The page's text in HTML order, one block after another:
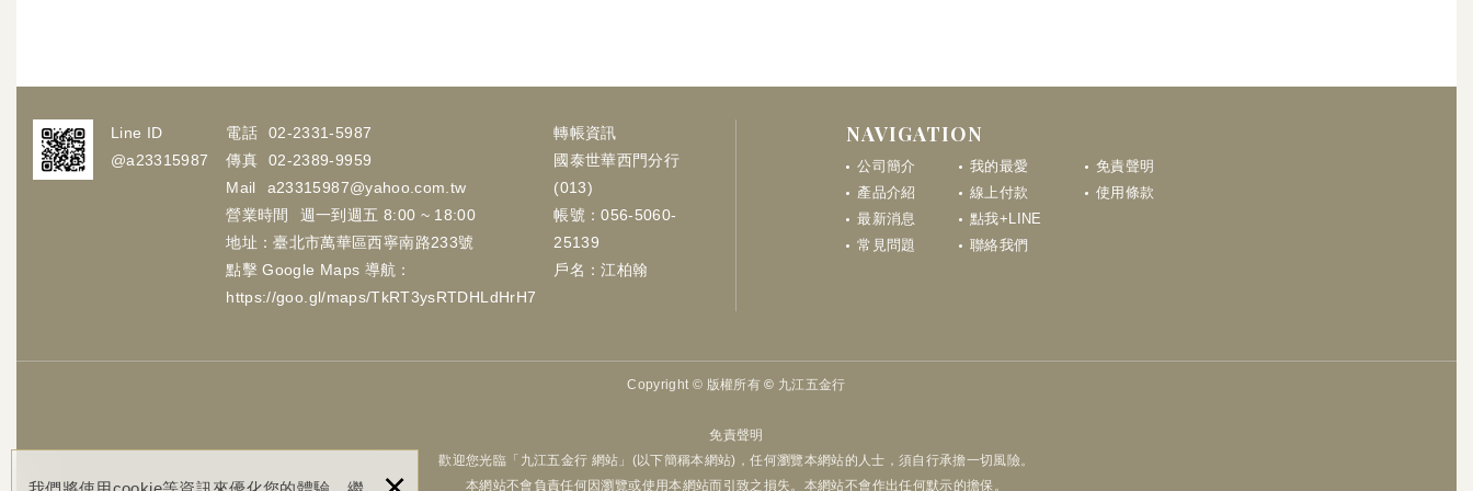
Line ID
@a23315987
電話
02-2331-5987
傳真
02-2389-9959
Mail
a23315987@yahoo.com.tw
營業時間
週一到週五 8:00 ~ 18:00
地址：臺北市萬華區西寧南路233號
點擊 Google Maps 導航：
https://goo.gl/maps/TkRT3ysRTDHLdHrH7
轉帳資訊
國泰世華西門分行
(013)
帳號：056-5060-
25139
戶名：江柏翰
NAVIGATION
公司簡介
產品介紹
最新消息
常見問題
我的最愛
線上付款
點我+LINE
聯絡我們
免責聲明
使用條款
Copyright © 版權所有 © 九江五金行
免責聲明
歡迎您光臨「九江五金行 網站」(以下簡稱本網站)，任何瀏覽本網站的人士，須自行承擔一切風險。
本網站不會負責任何因瀏覽或使用本網站而引致之損失。本網站不會作出任何默示的擔保。